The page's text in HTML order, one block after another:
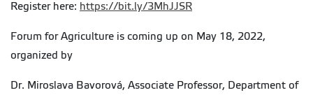
Register here: https://bit.ly/3MhJJSR
Forum for Agriculture is coming up on May 18, 2022,
organized by
Dr. Miroslava Bavorová, Associate Professor, Department of